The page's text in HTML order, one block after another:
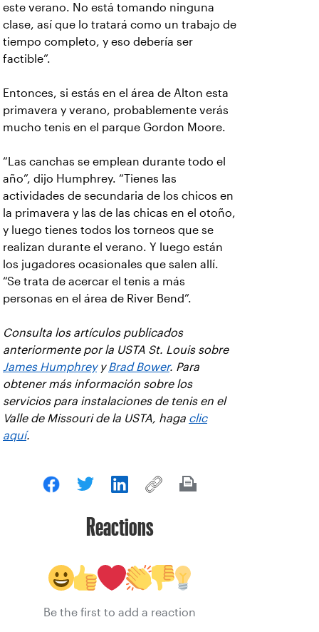
este verano. No está tomando ninguna
clase, así que lo tratará como un trabajo de
tiempo completo, y eso debería ser
factible”.
Entonces, si estás en el área de Alton esta
primavera y verano, probablemente verás
mucho tenis en el parque Gordon Moore.
“Las canchas se emplean durante todo el
año”, dijo Humphrey. “Tienes las
actividades de secundaria de los chicos en
la primavera y las de las chicas en el otoño,
y luego tienes todos los torneos que se
realizan durante el verano. Y luego están
los jugadores ocasionales que salen allí.
“Se trata de acercar el tenis a más
personas en el área de River Bend”.
Consulta los artículos publicados
anteriormente por la USTA St. Louis sobre
James HumphreyyBrad Bower. Para
obtener más información sobre los
servicios para instalaciones de tenis en el
Valle de Missouri de la USTA, haga clic
aquí.
Reactions
Be the first to add a reaction